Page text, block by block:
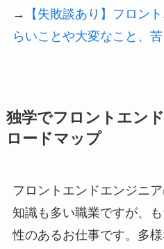
→
【失敗談あり】フロン
らいことや大変なこと、
独学でフロントエン
ロードマップ
フロントエンドエンジニ
知識も多い職業ですが、
性のあるお仕事です。多